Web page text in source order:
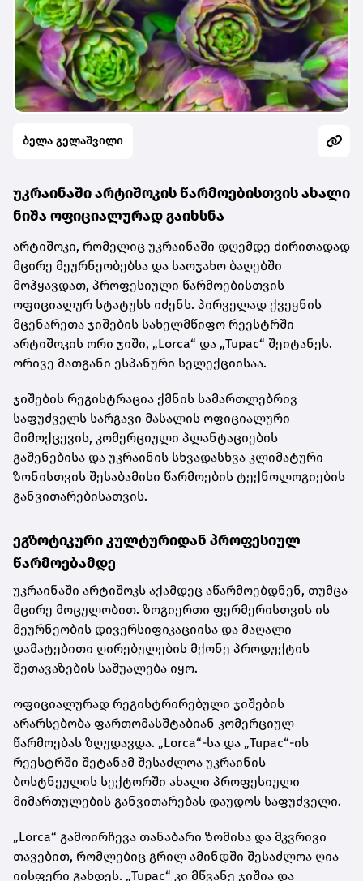
ბელა გელაშვილი
უკრაინაში არტიშოკის წარმოებისთვის ახალი
ნიშა ოფიციალურად გაიხსნა
არტიშოკი, რომელიც უკრაინაში დღემდე ძირითადად
მცირე მეურნეობებსა და საოჯახო ბაღებში
მოჰყავდათ, პროფესიული წარმოებისთვის
ოფიციალურ სტატუსს იძენს. პირველად ქვეყნის
მცენარეთა ჯიშების სახელმწიფო რეესტრში
არტიშოკის ორი ჯიში, „Lorca“ და „Tupac“ შეიტანეს.
ორივე მათგანი ესპანური სელექციისაა.
ჯიშების რეგისტრაცია ქმნის სამართლებრივ
საფუძველს სარგავი მასალის ოფიციალური
მიმოქცევის, კომერციული პლანტაციების
გაშენებისა და უკრაინის სხვადასხვა კლიმატური
ზონისთვის შესაბამისი წარმოების ტექნოლოგიების
განვითარებისათვის.
ეგზოტიკური კულტურიდან პროფესიულ
წარმოებამდე
უკრაინაში არტიშოკს აქამდეც აწარმოებდნენ, თუმცა
მცირე მოცულობით. ზოგიერთი ფერმერისთვის ის
მეურნეობის დივერსიფიკაციისა და მაღალი
დამატებითი ღირებულების მქონე პროდუქტის
შეთავაზების საშუალება იყო.
ოფიციალურად რეგისტრირებული ჯიშების
არარსებობა ფართომასშტაბიან კომერციულ
წარმოებას ზღუდავდა. „Lorca“-სა და „Tupac“-ის
რეესტრში შეტანამ შესაძლოა უკრაინის
ბოსტნეულის სექტორში ახალი პროფესიული
მიმართულების განვითარებას დაუდოს საფუძველი.
„Lorca“ გამოირჩევა თანაბარი ზომისა და მკვრივი
თავებით, რომლებიც გრილ ამინდში შესაძლოა ღია
იისფერი გახდეს. „Tupac“ კი მწვანე ჯიშია და